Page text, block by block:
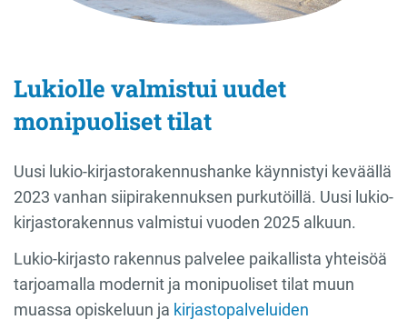
Lukiolle valmistui uudet
monipuoliset tilat
Uusi lukio-kirjastorakennushanke käynnistyi keväällä
2023 vanhan siipirakennuksen purkutöillä. Uusi lukio-
kirjastorakennus valmistui vuoden 2025 alkuun.
Lukio-kirjasto rakennus palvelee paikallista yhteisöä
tarjoamalla modernit ja monipuoliset tilat muun
muassa opiskeluun ja kirjastopalveluiden